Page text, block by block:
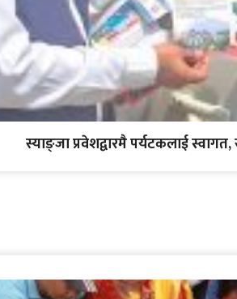
स्याङ्जा प्रवेशद्वारमै पर्यटकलाई